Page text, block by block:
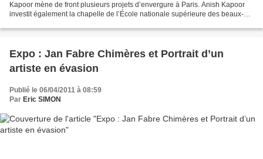
Kapoor mène de front plusieurs projets d’envergure à Paris. Anish Kapoor
investit également la chapelle de l’École nationale supérieure des beaux-
Expo : Jan Fabre Chimères et Portrait d’un
artiste en évasion
Publié le 06/04/2011 à 08:59
Par Eric SIMON